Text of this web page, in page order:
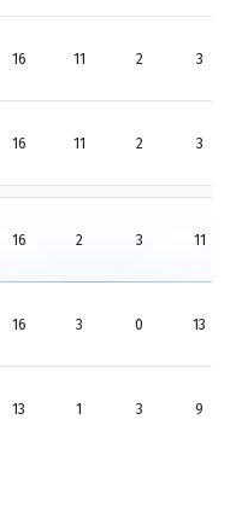
16 11 2 3
16 11 2 3
16 2 3 11
16 3 0 13
13 1 3 9